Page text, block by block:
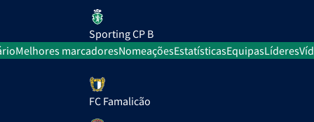
Sporting CP B
Melhores marcadoresNomeaçõesEstatísticasEquipasLíderes
FC Famalicão